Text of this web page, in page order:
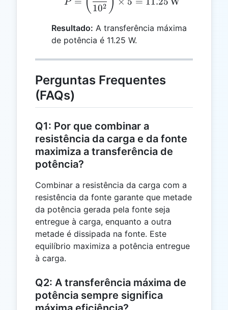
=
P
102
Resultado: A transferência máxima
de potência é 11.25 W.
Perguntas Frequentes
(FAQs)
Q1: Por que combinar a
resistência da carga e da fonte
maximiza a transferência de
potência?
Combinar a resistência da carga com a
resistência da fonte garante que metade
da potência gerada pela fonte seja
entregue à carga, enquanto a outra
metade é dissipada na fonte. Este
equilíbrio maximiza a potência entregue
à carga.
Q2: A transferência máxima de
potência sempre significa